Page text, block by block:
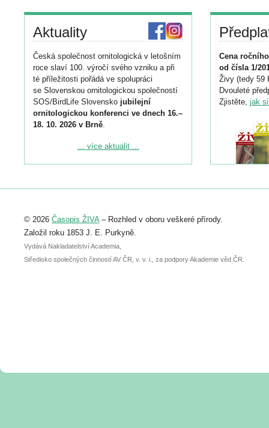
Aktuality
Česká společnost ornitologická v letošním
roce slaví 100. výročí svého vzniku a při
té příležitosti pořádá ve spolupráci
se Slovenskou ornitologickou společností
SOS/BirdLife Slovensko jubilejní
ornitologickou konferenci ve dnech 16.–
18. 10. 2026 v Brně.
Podrobnější informace ke konferenci
Registrovat se můžete do 6. září.
abstraktu přihlášené přednášky nebo
posteru je už 30. června.
... více aktualit ...
Cena
od čísla 1/
Živy (tedy 59
Dvouleté
Zjistěte, jak
© 2026 Časopis ŽIVA– Rozhled v oboru veškeré přírody.
Založil roku 1853 J. E. Purkyně.
Vydává Nakladatelství Academia,
Středisko společných činností AV ČR, v. v. i., za podpory Akademie věd ČR.